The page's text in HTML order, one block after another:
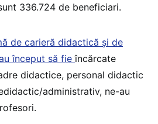
336.724 de beneficiari.
de carieră didactică și de
început să fieîncărcate
didactice, personal didactic
administrativ, ne-au